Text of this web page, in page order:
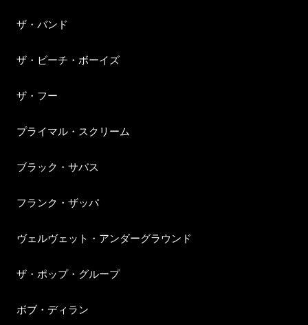
ザ・バンド
ザ・ビーチ・ボーイズ
ザ・フー
プライマル・スクリーム
ブラック・サバス
フランク・ザッパ
ヴェルヴェット・アンダーグラウンド
ザ・ポップ・グループ
ボブ・ディラン